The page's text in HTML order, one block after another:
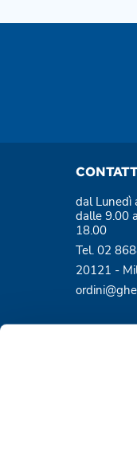
dal Lunedì
dalle 9.00
18.00
Tel. 02
20121 -